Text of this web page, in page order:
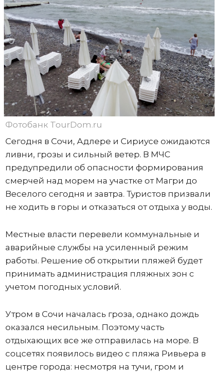
Фотобанк TourDom.ru
Сегодня в Сочи, Адлере и Сириусе ожидаются
ливни, грозы и сильный ветер. В МЧС
предупредили об опасности формирования
смерчей над морем на участке от Магри до
Веселого сегодня и завтра. Туристов призвали
не ходить в горы и отказаться от отдыха у воды.
Местные власти перевели коммунальные и
аварийные службы на усиленный режим
работы. Решение об открытии пляжей будет
принимать администрация пляжных зон с
учетом погодных условий.
Утром в Сочи началась гроза, однако дождь
оказался несильным. Поэтому часть
отдыхающих все же отправилась на море. В
соцсетях появилось видео с пляжа Ривьера в
центре города: несмотря на тучи, гром и